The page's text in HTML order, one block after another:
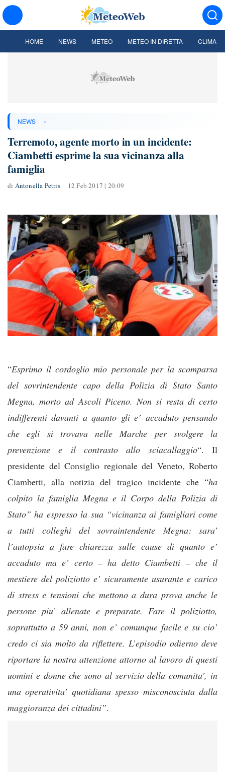
HOME NEWS METEO METEO IN DIRETTA CLIMA
NEWS »
Terremoto, agente morto in un incidente:
Ciambetti esprime la sua vicinanza alla
famiglia
di Antonella Petris 12 Feb 2017 | 20:09
“Esprimo il cordoglio mio personale per la scomparsa
del sovrintendente capo della Polizia di Stato Santo
Megna, morto ad Ascoli Piceno. Non si resta di certo
indifferenti davanti a quanto gli e’ accaduto pensando
che egli si trovava nelle Marche per svolgere la
prevenzione e il contrasto allo sciacallaggio“. Il
presidente del Consiglio regionale del Veneto, Roberto
Ciambetti, alla notizia del tragico incidente che “ha
colpito la famiglia Megna e il Corpo della Polizia di
Stato” ha espresso la sua “vicinanza ai famigliari come
a tutti colleghi del sovraintendente Megna: sara’
l’autopsia a fare chiarezza sulle cause di quanto e’
accaduto ma e’ certo – ha detto Ciambetti – che il
mestiere del poliziotto e’ sicuramente usurante e carico
di stress e tensioni che mettono a dura prova anche le
persone piu’ allenate e preparate. Fare il poliziotto,
soprattutto a 59 anni, non e’ comunque facile e su cio’
credo ci sia molto da riflettere. L’episodio odierno deve
riportare la nostra attenzione attorno al lavoro di questi
uomini e donne che sono al servizio della comunita’, in
una operativita’ quotidiana spesso misconosciuta dalla
maggioranza dei cittadini”.